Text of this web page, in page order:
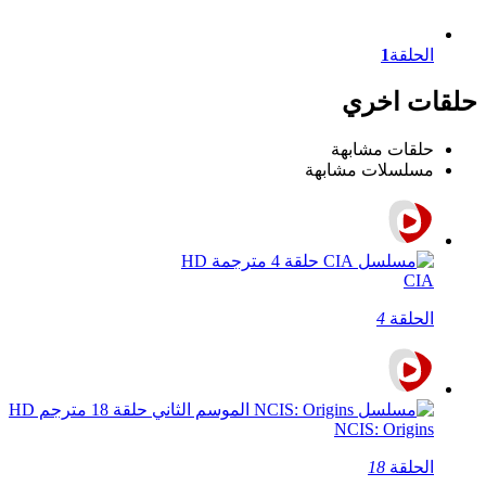
الحلقة1
حلقات اخري
حلقات مشابهة
مسلسلات مشابهة
CIA
الحلقة 4
NCIS: Origins
الحلقة 18